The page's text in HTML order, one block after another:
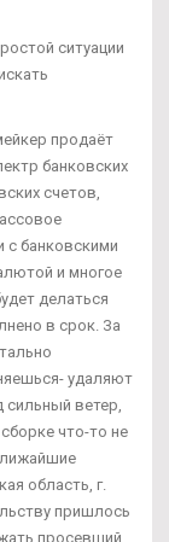
ситуации
продаёт
банковских
счетов,
с банковскими
и многое
делаться
в срок. За
удаляют
ветер,
что-то не
область, г.
пришлось
просевший